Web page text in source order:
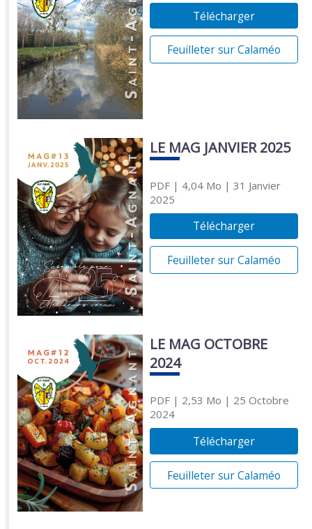
Télécharger
Feuilleter sur Calaméo
LE MAG JANVIER 2025
PDF| 4,04 Mo | 31 Janvier
2025
Télécharger
Feuilleter sur Calaméo
LE MAG OCTOBRE
2024
PDF| 2,53 Mo | 25 Octobre
2024
Télécharger
Feuilleter sur Calaméo